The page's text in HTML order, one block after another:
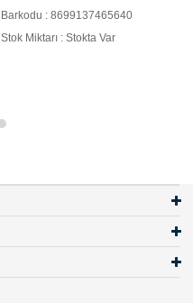
Barkodu : 8699137465640
Stok Miktarı : Stokta Var